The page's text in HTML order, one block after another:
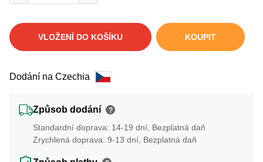
VLOŽENÍ DO KOŠÍKU KOUPIT
Dodání na Czechia
Způsob dodání ?
Standardní doprava: 14-19 dní, Bezplatná daň
Zrychlená doprava: 9-13 dní, Bezplatná daň